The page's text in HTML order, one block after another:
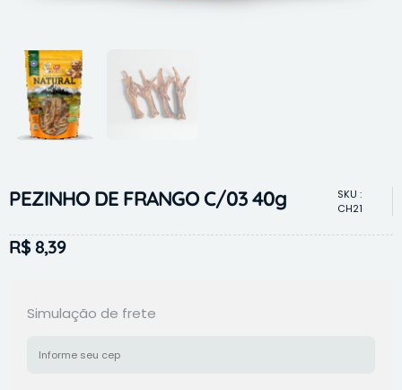
PEZINHO DE FRANGO C/03 40g
SKU :
CH21
R$ 8,39
Simulação de frete